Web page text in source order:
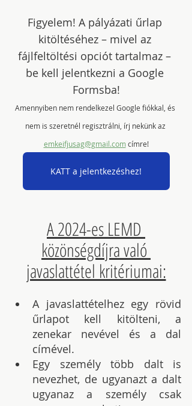
Figyelem! A pályázati űrlap
kitöltéséhez – mivel az
fájlfeltöltési opciót tartalmaz –
be kell jelentkezni a Google
Formsba!
Amennyiben nem rendelkezel Google fiókkal, és
nem is szeretnél regisztrálni, írj nekünk az
emkeifjusag@gmail.com címre!
KATT a jelentkezéshez!
A 2024-es LEMD
közönségdíjra való
javaslattétel kritériumai:
A javaslattételhez egy rövid
űrlapot kell kitölteni, a
zenekar nevével és a dal
címével.
Egy személy több dalt is
nevezhet, de ugyanazt a dalt
ugyanaz a személy csak